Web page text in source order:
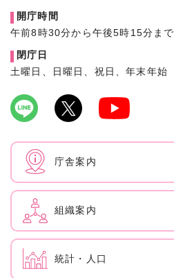
開庁時間
午前8時30分から午後5時15分まで
閉庁日
土曜日、日曜日、祝日、年末年始
庁舎案内
組織案内
統計・人口